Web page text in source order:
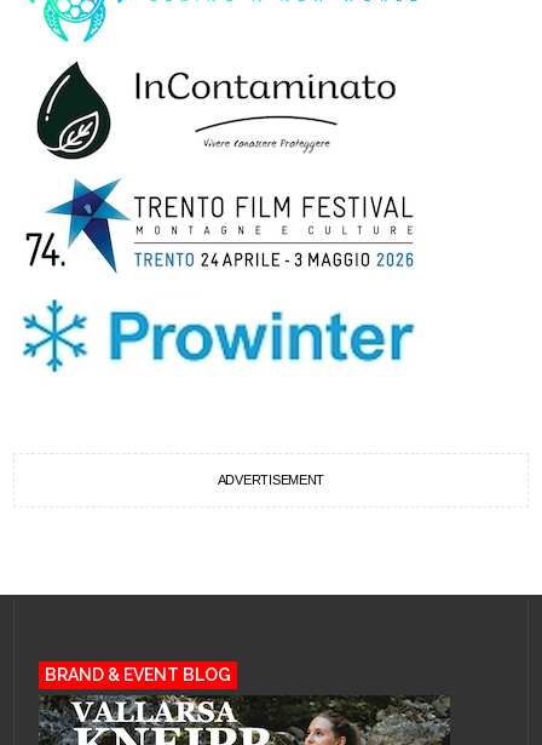
ADVERTISEMENT
BRAND & EVENT BLOG